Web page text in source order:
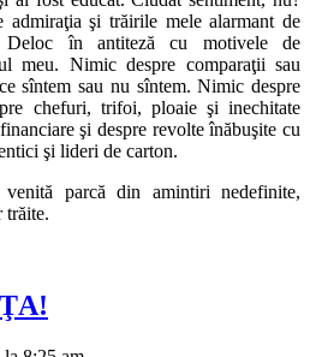
admiraţia şi trăirile mele alarmant de
Deloc în antiteză cu motivele de
meu. Nimic despre comparaţii sau
sîntem sau nu sîntem. Nimic despre
chefuri, trifoi, ploaie şi inechitate
şi despre revolte înăbuşite cu
şi lideri de carton.
parcă din amintiri nedefinite,
trăite.